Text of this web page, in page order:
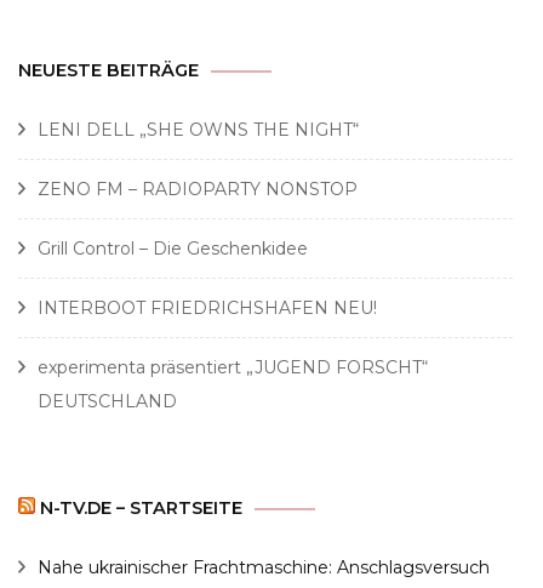
NEUESTE BEITRÄGE
LENI DELL „SHE OWNS THE NIGHT“
ZENO FM – RADIOPARTY NONSTOP
Grill Control – Die Geschenkidee
INTERBOOT FRIEDRICHSHAFEN NEU!
experimenta präsentiert „JUGEND FORSCHT“
DEUTSCHLAND
N-TV.DE – STARTSEITE
Nahe ukrainischer Frachtmaschine: Anschlagsversuch